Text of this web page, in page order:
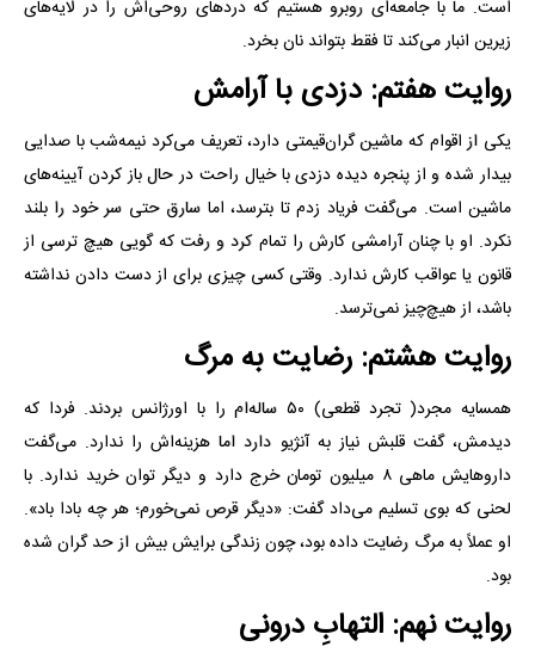
است. ما با جامعه‌ای روبرو هستیم که دردهای روحی‌اش را در لایه‌های
زیرین انبار می‌کند تا فقط بتواند نان بخرد.
روایت هفتم: دزدی با آرامش
یکی از اقوام که ماشین گران‌قیمتی دارد، تعریف می‌کرد نیمه‌شب با صدایی
بیدار شده و از پنجره دیده دزدی با خیال راحت در حال باز کردن آیینه‌های
ماشین است. می‌گفت فریاد زدم تا بترسد، اما سارق حتی سر خود را بلند
نکرد. او با چنان آرامشی کارش را تمام کرد و رفت که گویی هیچ ترسی از
قانون یا عواقب کارش ندارد. وقتی کسی چیزی برای از دست دادن نداشته
باشد، از هیچ‌چیز نمی‌ترسد.
روایت هشتم: رضایت به مرگ
همسایه مجرد( تجرد قطعی) ۵۰ ساله‌ام را با اورژانس بردند. فردا که
دیدمش، گفت قلبش نیاز به آنژیو دارد اما هزینه‌اش را ندارد. می‌گفت
داروهایش ماهی ۸ میلیون تومان خرج دارد و دیگر توان خرید ندارد. با
لحنی که بوی تسلیم می‌داد گفت: «دیگر قرص نمی‌خورم؛ هر چه بادا باد».
او عملاً به مرگ رضایت داده بود، چون زندگی برایش بیش از حد گران شده
بود.
روایت نهم: التهابِ درونی